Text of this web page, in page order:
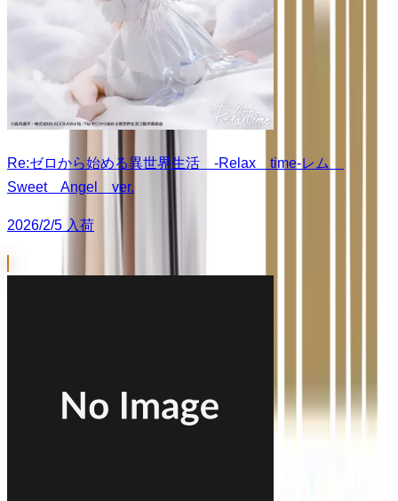
Re:ゼロから始める異世界生活 -Relax time-レム
Sweet Angel ver.
2026/2/5 入荷